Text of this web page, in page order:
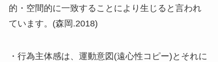
的・空間的に一致することにより生じると言われ
ています。(森岡.2018)
・行為主体感は、運動意図(遠心性コピー)とそれに